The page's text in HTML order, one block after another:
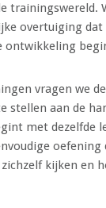
trainingswereld.
overtuiging
ontwikkeling
vragen we
stellen aan de
met dezelfde
kijken en